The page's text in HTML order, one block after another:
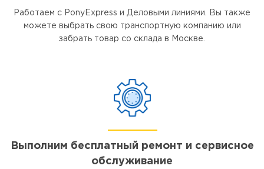
Работаем с PonyExpress и Деловыми линиями. Вы также
можете выбрать свою транспортную компанию или
забрать товар со склада в Москве.
Выполним бесплатный ремонт и сервисное
обслуживание